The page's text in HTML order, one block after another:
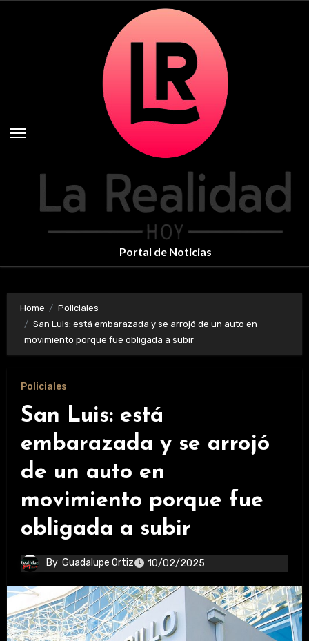
Portal de Noticias
Home
Policiales
San Luis: está embarazada y se arrojó de un auto en
movimiento porque fue obligada a subir
Policiales
San Luis: está
embarazada y se arrojó
de un auto en
movimiento porque fue
obligada a subir
By Guadalupe Ortiz 10/02/2025